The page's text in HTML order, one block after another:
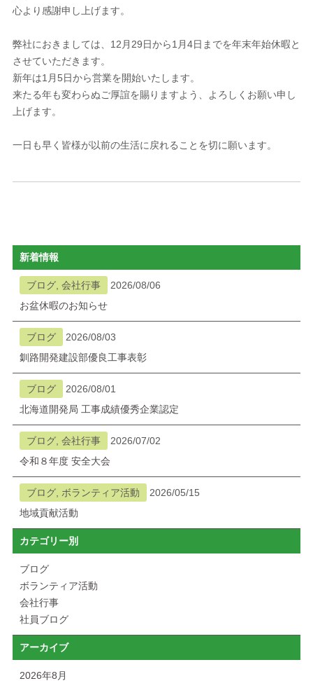
心より感謝申し上げます。
弊社におきましては、12月29日から1月4日までを年末年始休暇と
させていただきます。
新年は1月5日から営業を開始いたします。
来たる年も変わらぬご厚誼を賜りますよう、よろしくお願い申し
上げます。
一日も早く皆様が以前の生活に戻れることを切に願います。
新着情報
ブログ, 会社行事
2026/08/06
お盆休暇のお知らせ
ブログ
2026/08/03
釧路開発建設部優良工事表彰
ブログ
2026/08/01
北海道開発局 工事成績優秀企業認定
ブログ, 会社行事
2026/07/02
令和８年度 安全大会
ブログ, ボランティア活動
2026/05/15
地域貢献活動
カテゴリー別
ブログ
ボランティア活動
会社行事
社員ブログ
アーカイブ
2026年8月